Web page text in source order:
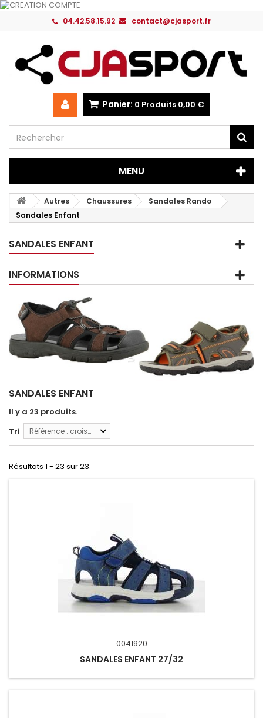
04.42.58.15.92 contact@cjasport.fr
Panier: 0 Produits 0,00 €
MENU
Autres Chaussures
Sandales Rando
Sandales Enfant
SANDALES ENFANT
INFORMATIONS
SANDALES ENFANT
Il y a 23 produits.
Tri
Référence : croissante
Résultats 1 - 23 sur 23.
0041920
SANDALES ENFANT 27/32